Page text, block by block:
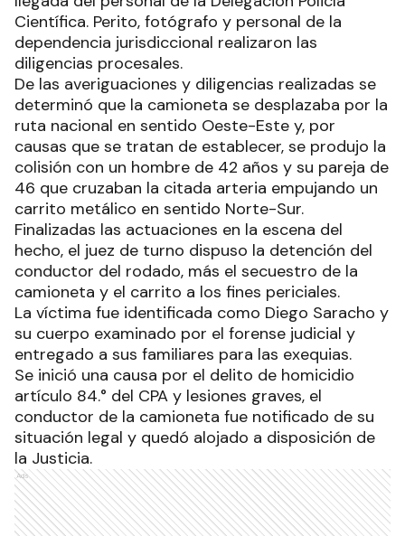
Científica. Perito, fotógrafo y personal de la
dependencia jurisdiccional realizaron las
diligencias procesales.
De las averiguaciones y diligencias realizadas se
determinó que la camioneta se desplazaba por la
ruta nacional en sentido Oeste-Este y, por
causas que se tratan de establecer, se produjo la
colisión con un hombre de 42 años y su pareja de
46 que cruzaban la citada arteria empujando un
carrito metálico en sentido Norte-Sur.
Finalizadas las actuaciones en la escena del
hecho, el juez de turno dispuso la detención del
conductor del rodado, más el secuestro de la
camioneta y el carrito a los fines periciales.
La víctima fue identificada como Diego Saracho y
su cuerpo examinado por el forense judicial y
entregado a sus familiares para las exequias.
Se inició una causa por el delito de homicidio
artículo 84.° del CPA y lesiones graves, el
conductor de la camioneta fue notificado de su
situación legal y quedó alojado a disposición de
la Justicia.
Ads